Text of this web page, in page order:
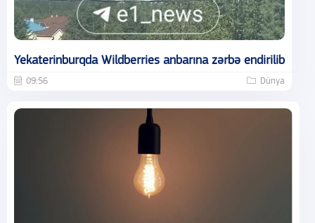
Yekaterinburqda Wildberries anbarına zərbə endirilib
09:56 Dünya